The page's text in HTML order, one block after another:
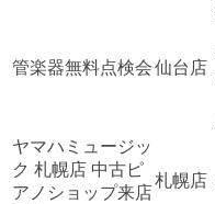
管楽器無料点検会仙台店
ヤマハミュージッ
ク 札幌店 中古ピ
アノショップ来店
札幌店